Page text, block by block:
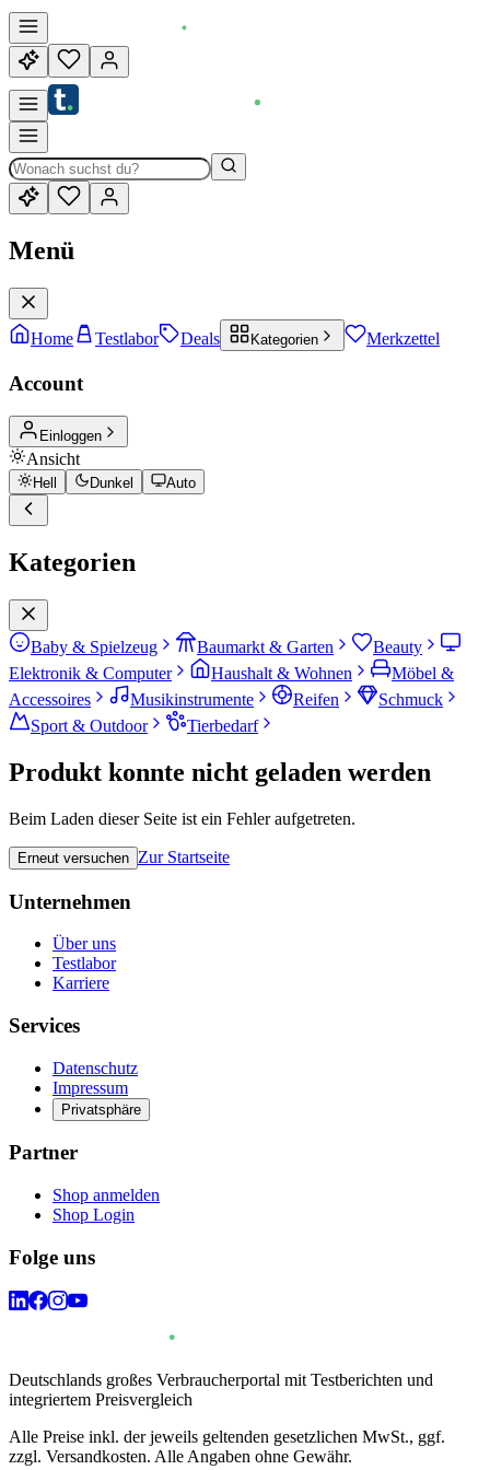
Menü
Home Testlabor Deals Kategorien Merkzettel
Account
Einloggen
Ansicht
Hell Dunkel Auto
Kategorien
Baby & Spielzeug Baumarkt & Garten
Beauty
Elektronik & Computer
Haushalt & Wohnen
Möbel &
Accessoires
Musikinstrumente Reifen
Schmuck
Sport & Outdoor
Tierbedarf
Produkt konnte nicht geladen werden
Beim Laden dieser Seite ist ein Fehler aufgetreten.
Erneut versuchen Zur Startseite
Unternehmen
Über uns
Testlabor
Karriere
Services
Datenschutz
Impressum
Privatsphäre
Partner
Shop anmelden
Shop Login
Folge uns
Deutschlands großes Verbraucherportal mit Testberichten und
integriertem Preisvergleich
Alle Preise inkl. der jeweils geltenden gesetzlichen MwSt., ggf.
zzgl. Versandkosten. Alle Angaben ohne Gewähr.